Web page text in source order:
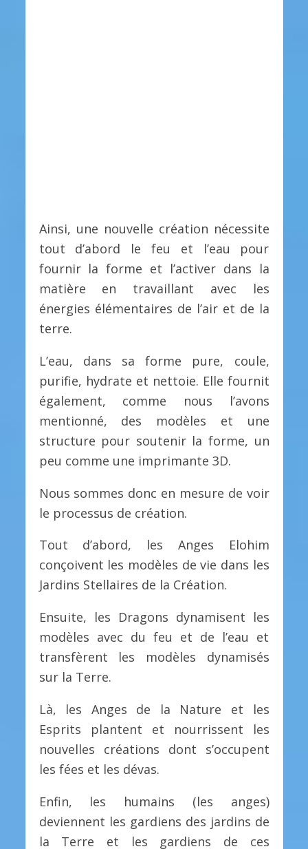
Ainsi, une nouvelle création nécessite
tout d’abord le feu et l’eau pour
fournir la forme et l’activer dans la
matière en travaillant avec les
énergies élémentaires de l’air et de la
terre.
L’eau, dans sa forme pure, coule,
purifie, hydrate et nettoie. Elle fournit
également, comme nous l’avons
mentionné, des modèles et une
structure pour soutenir la forme, un
peu comme une imprimante 3D.
Nous sommes donc en mesure de voir
le processus de création.
Tout d’abord, les Anges Elohim
conçoivent les modèles de vie dans les
Jardins Stellaires de la Création.
Ensuite, les Dragons dynamisent les
modèles avec du feu et de l’eau et
transfèrent les modèles dynamisés
sur la Terre.
Là, les Anges de la Nature et les
Esprits plantent et nourrissent les
nouvelles créations dont s’occupent
les fées et les dévas.
Enfin, les humains (les anges)
deviennent les gardiens des jardins de
la Terre et les gardiens de ces